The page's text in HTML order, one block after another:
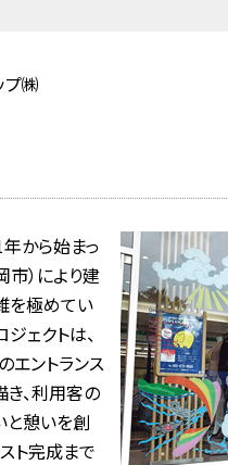
㈱
から始まっ
）により建
を極めてい
ェクトは、
エントランス
、利用客の
と憩いを創
ト完成まで